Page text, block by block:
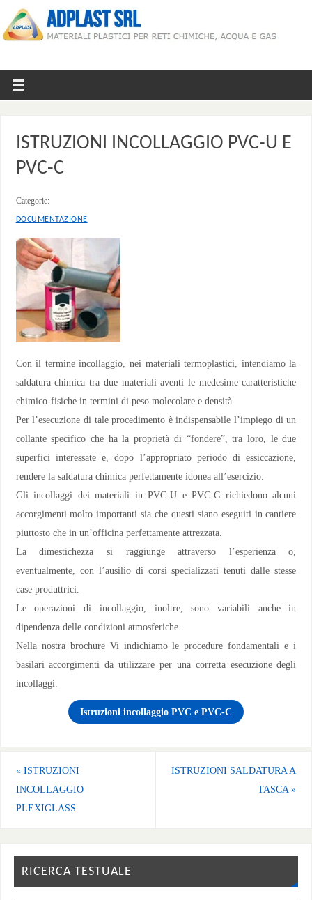
ISTRUZIONI INCOLLAGGIO PVC-U E
PVC-C
Categorie:
DOCUMENTAZIONE
Con il termine incollaggio, nei materiali termoplastici, intendiamo la
saldatura chimica tra due materiali aventi le medesime caratteristiche
chimico-fisiche in termini di peso molecolare e densità.
Per l’esecuzione di tale procedimento è indispensabile l’impiego di un
collante specifico che ha la proprietà di “fondere”, tra loro, le due
superfici interessate e, dopo l’appropriato periodo di essiccazione,
rendere la saldatura chimica perfettamente idonea all’esercizio.
Gli incollaggi dei materiali in PVC-U e PVC-C richiedono alcuni
accorgimenti molto importanti sia che questi siano eseguiti in cantiere
piuttosto che in un’officina perfettamente attrezzata.
La dimestichezza si raggiunge attraverso l’esperienza o,
eventualmente, con l’ausilio di corsi specializzati tenuti dalle stesse
case produttrici.
Le operazioni di incollaggio, inoltre, sono variabili anche in
dipendenza delle condizioni atmosferiche.
Nella nostra brochure Vi indichiamo le procedure fondamentali e i
basilari accorgimenti da utilizzare per una corretta esecuzione degli
incollaggi.
Istruzioni incollaggio PVC e PVC-C
«ISTRUZIONI
INCOLLAGGIO
PLEXIGLASS
ISTRUZIONI SALDATURA A
TASCA»
RICERCA TESTUALE